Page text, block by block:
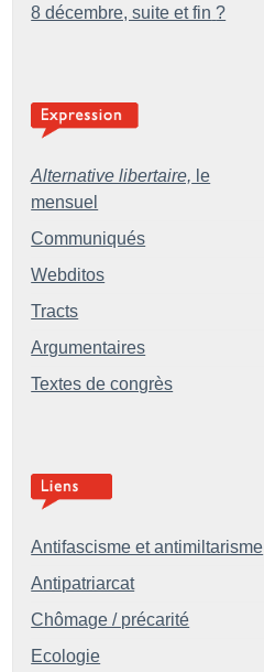
8 décembre, suite et fin ?
Alternative libertaire, le
mensuel
Communiqués
Webditos
Tracts
Argumentaires
Textes de congrès
Antifascisme et antimiltarisme
Antipatriarcat
Chômage / précarité
Ecologie